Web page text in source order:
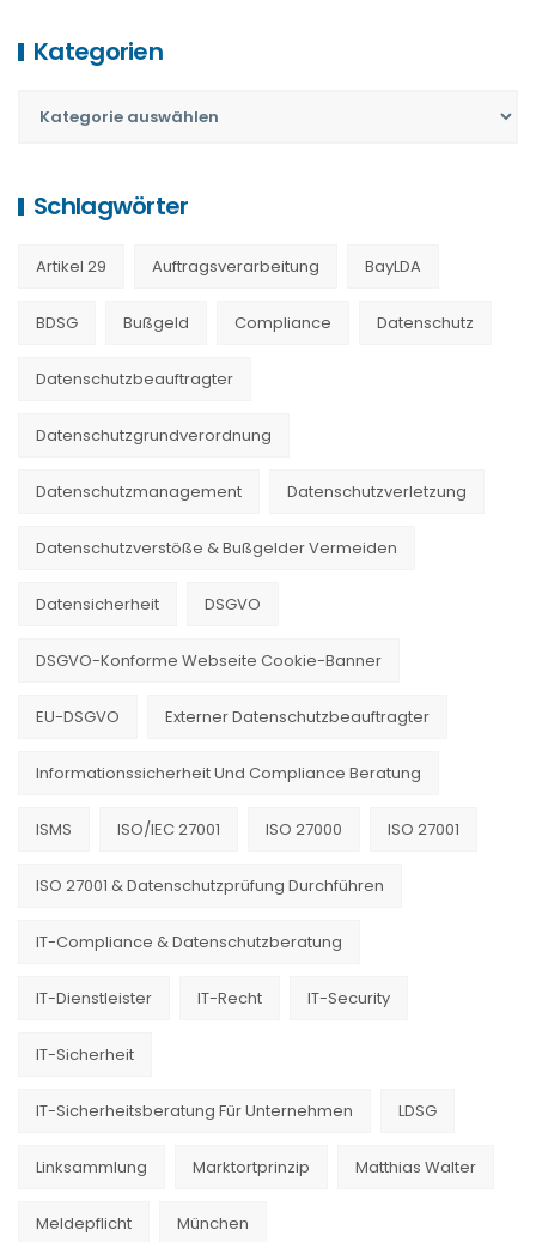
Kategorien
Schlagwörter
Artikel 29 Auftragsverarbeitung BayLDA
BDSG Bußgeld Compliance Datenschutz
Datenschutzbeauftragter
Datenschutzgrundverordnung
Datenschutzmanagement Datenschutzverletzung
Datenschutzverstöße & Bußgelder Vermeiden
Datensicherheit DSGVO
DSGVO-Konforme Webseite Cookie-Banner
EU-DSGVO Externer Datenschutzbeauftragter
Informationssicherheit Und Compliance Beratung
ISMS ISO/IEC 27001 ISO 27000 ISO 27001
ISO 27001 & Datenschutzprüfung Durchführen
IT-Compliance & Datenschutzberatung
IT-Dienstleister IT-Recht IT-Security
IT-Sicherheit
IT-Sicherheitsberatung Für Unternehmen LDSG
Linksammlung Marktortprinzip Matthias Walter
Meldepflicht München